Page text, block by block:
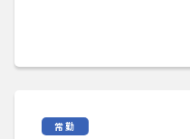
常勤